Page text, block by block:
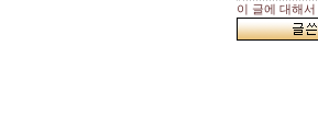
이 글에 대해서